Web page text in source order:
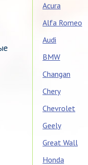
Acura
Alfa Romeo
Audi
BMW
Changan
Chery
Chevrolet
Geely
Great Wall
Honda